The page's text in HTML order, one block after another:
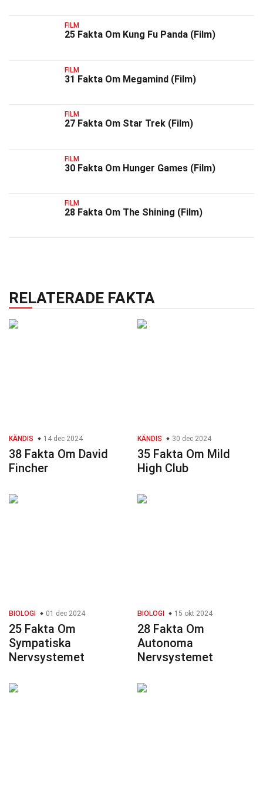
FILM
25 Fakta Om Kung Fu Panda (Film)
FILM
31 Fakta Om Megamind (Film)
FILM
27 Fakta Om Star Trek (Film)
FILM
30 Fakta Om Hunger Games (Film)
FILM
28 Fakta Om The Shining (Film)
RELATERADE FAKTA
KÄNDIS 14 dec 2024
38 Fakta Om David
Fincher
KÄNDIS 30 dec 2024
35 Fakta Om Mild
High Club
BIOLOGI 01 dec 2024
25 Fakta Om
Sympatiska
Nervsystemet
BIOLOGI 15 okt 2024
28 Fakta Om
Autonoma
Nervsystemet